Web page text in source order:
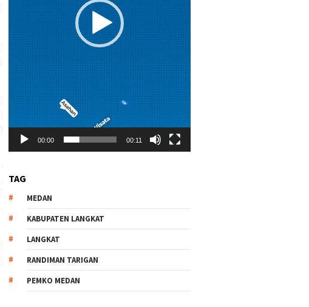
00:00 00:11
TAG
MEDAN
KABUPATEN LANGKAT
LANGKAT
RANDIMAN TARIGAN
PEMKO MEDAN